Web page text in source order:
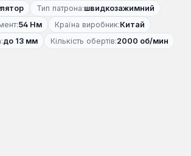
Тип патрона:швидкозажимний
54 Нм Країна виробник:Китай
до 13 мм Кількість обертів:2000 об/мин